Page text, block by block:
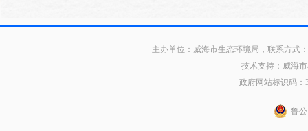
主办单位：威海市生态环境局，联系方式
技术支持：威海
政府网站标识码：
鲁公